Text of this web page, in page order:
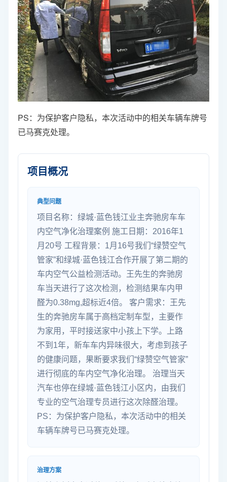
PS：为保护客户隐私，本次活动中的相关车辆车牌号
已马赛克处理。
项目概况
典型问题
项目名称：绿城·蓝色钱江业主奔驰房车车
内空气净化治理案例 施工日期：2016年1
月20号 工程背景：1月16号我们“绿赞空气
管家”和绿城·蓝色钱江合作开展了第二期的
车内空气公益检测活动。王先生的奔驰房
车当天进行了这次检测，检测结果车内甲
醛为0.38mg,超标近4倍。 客户需求：王先
生的奔驰房车属于高档定制车型，主要作
为家用，平时接送家中小孩上下学。上路
不到1年，新车车内异味很大，考虑到孩子
的健康问题，果断要求我们“绿赞空气管家”
进行彻底的车内空气净化治理。 治理当天
汽车也停在绿城·蓝色钱江小区内，由我们
专业的空气治理专员进行这次除醛治理。
PS：为保护客户隐私，本次活动中的相关
车辆车牌号已马赛克处理。
治理方案